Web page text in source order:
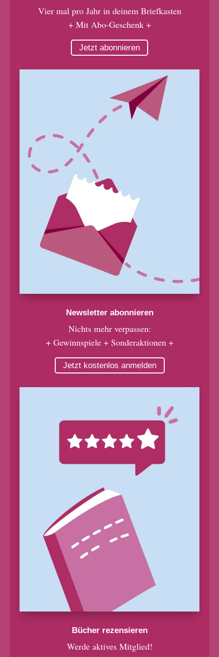
Vier mal pro Jahr in deinem Briefkasten
+ Mit Abo-Geschenk +
Jetzt abonnieren
Newsletter abonnieren
Nichts mehr verpassen:
+ Gewinnspiele + Sonderaktionen +
Jetzt kostenlos anmelden
Bücher rezensieren
Werde aktives Mitglied!